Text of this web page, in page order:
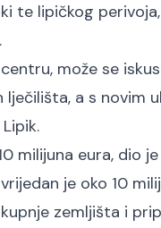
te lipičkog
može se
a s novim
milijuna eura, dio
je oko 10
zemljišta i